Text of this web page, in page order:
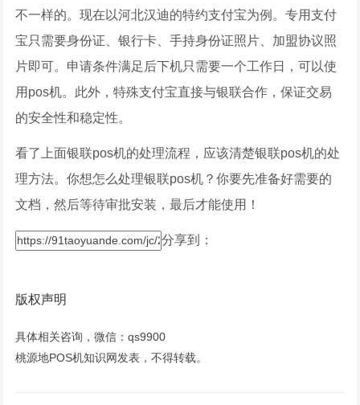
不一样的。现在以河北汉迪的特约支付宝为例。专用支付
宝只需要身份证、银行卡、手持身份证照片、加盟协议照
片即可。申请条件满足后下机只需要一个工作日，可以使
用pos机。此外，特殊支付宝直接与银联合作，保证交易
的安全性和稳定性。
看了上面银联pos机的处理流程，应该清楚银联pos机的处
理方法。你想怎么处理银联pos机？你要先准备好需要的
文档，然后等待审批安装，最后才能使用！
分享到：
版权声明
具体相关咨询，微信：qs9900
桃源地POS机知识网发表，不得转载。